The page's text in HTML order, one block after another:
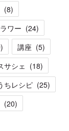
(8)
ワー (24)
) 講座 (5)
サシェ (18)
ちレシピ (25)
(20)